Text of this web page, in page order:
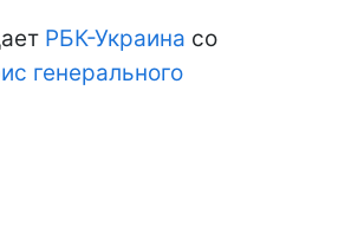
РБК-Украина со
генерального